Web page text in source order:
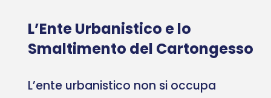
L’Ente Urbanistico e lo
Smaltimento del Cartongesso
L’ente urbanistico non si occupa